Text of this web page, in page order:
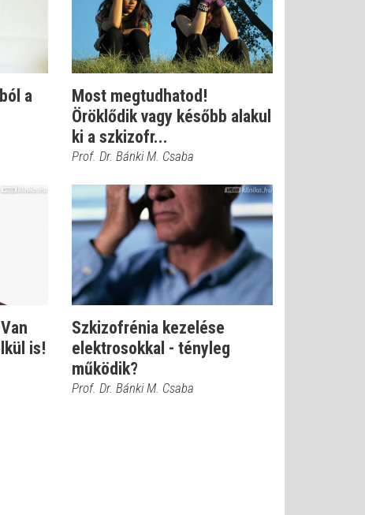
a
Most megtudhatod!
Öröklődik vagy később alakul
ki a szkizofr...
Prof. Dr. Bánki M. Csaba
is!
Szkizofrénia kezelése
elektrosokkal - tényleg
működik?
Prof. Dr. Bánki M. Csaba